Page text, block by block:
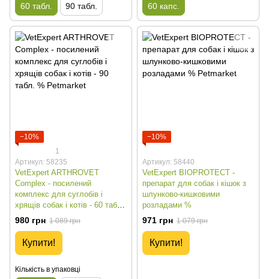
60 табл. 90 табл. 60 капс.
−10%
1
Артикул: 58235
VetExpert ARTHROVET
Complex - посилений
комплекс для суглобів і
хрящів собак і котів - 60 табл.
%
980 грн 1 089 грн
Купити!
Кількість в упаковці
−10%
Артикул: 58440
VetExpert BIOPROTECT -
препарат для собак і кішок з
шлунково-кишковими
розладами %
971 грн 1 079 грн
Купити!